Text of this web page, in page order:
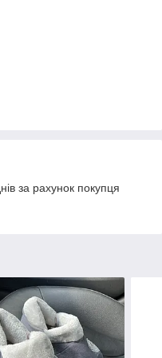
за рахунок покупця